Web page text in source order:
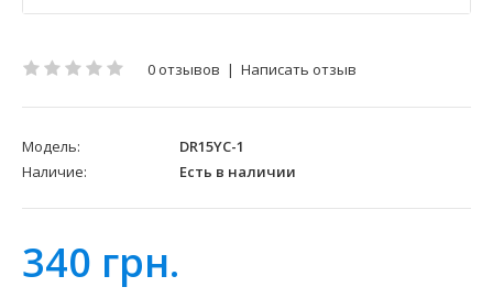
0 отзывов | Написать отзыв
Модель:
DR15YC-1
Наличие:
Есть в наличии
340 грн.